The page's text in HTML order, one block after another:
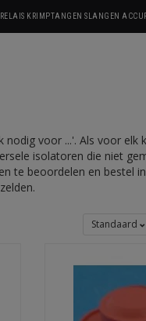
RELAIS KRIMPTANGEN SLANGEN
nodig voor ...'. Als voor
isolatoren die niet
te beoordelen en bestel
Standaard